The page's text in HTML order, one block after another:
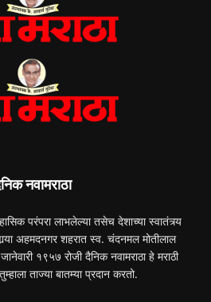
नवामराठा
परंपरा लाभलेल्या तसेच देशाच्या स्वातंत्र्य
अहमदनगर शहरात स्व. चंदनमल मोतीलाल
१९५७ रोजी दैनिक नवामराठा हे मराठी
ताज्या बातम्या प्रदान करतो.